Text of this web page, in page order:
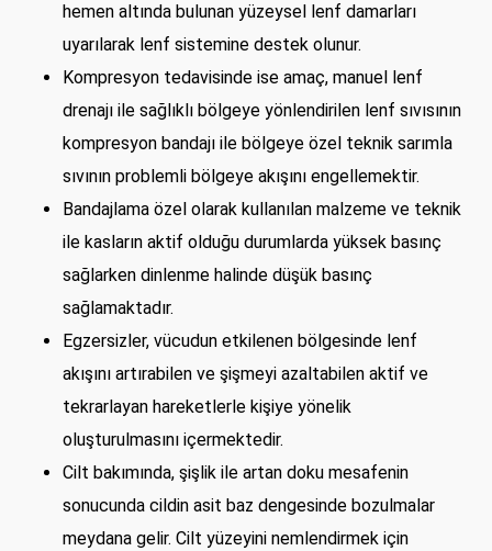
hemen altında bulunan yüzeysel lenf damarları
uyarılarak lenf sistemine destek olunur.
Kompresyon tedavisinde ise amaç, manuel lenf
drenajı ile sağlıklı bölgeye yönlendirilen lenf sıvısının
kompresyon bandajı ile bölgeye özel teknik sarımla
sıvının problemli bölgeye akışını engellemektir.
Bandajlama özel olarak kullanılan malzeme ve teknik
ile kasların aktif olduğu durumlarda yüksek basınç
sağlarken dinlenme halinde düşük basınç
sağlamaktadır.
Egzersizler, vücudun etkilenen bölgesinde lenf
akışını artırabilen ve şişmeyi azaltabilen aktif ve
tekrarlayan hareketlerle kişiye yönelik
oluşturulmasını içermektedir.
Cilt bakımında, şişlik ile artan doku mesafenin
sonucunda cildin asit baz dengesinde bozulmalar
meydana gelir. Cilt yüzeyini nemlendirmek için